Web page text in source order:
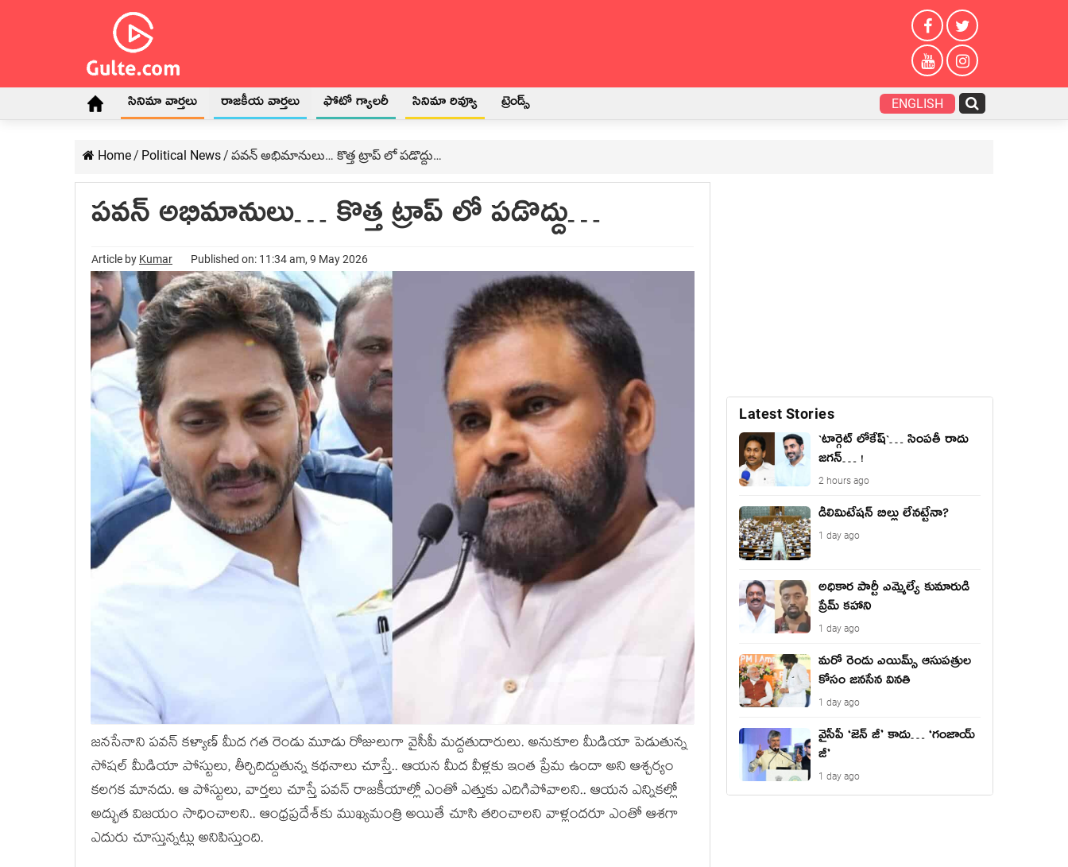
సినిమా వార్తలు రాజకీయ వార్తలు ఫోటో గ్యాలరీ సినిమా రివ్యూ ట్రెండ్స్ ENGLISH
Home/ Political News/ పవన్ అభిమానులు… కొత్త ట్రాప్ లో పడొద్దు…
పవన్ అభిమానులు… కొత్త ట్రాప్ లో పడొద్దు…
Article by Kumar Published on: 11:34 am, 9 May 2026
జనసేనాని పవన్ కళ్యాణ్ మీద గత రెండు మూడు రోజులుగా వైసీపీ మద్దతుదారులు. అనుకూల మీడియా పెడుతున్న
సోషల్ మీడియా పోస్టులు, తీర్చిదిద్దుతున్న కథనాలు చూస్తే.. ఆయన మీద వీళ్లకు ఇంత ప్రేమ ఉందా అని ఆశ్చర్యం
కలగక మానదు. ఆ పోస్టులు, వార్తలు చూస్తే పవన్ రాజకీయాల్లో ఎంతో ఎత్తుకు ఎదిగిపోవాలని.. ఆయన ఎన్నికల్లో
అద్భుత విజయం సాధించాలని.. ఆంధ్రప్రదేశ్‌కు ముఖ్యమంత్రి అయితే చూసి తరించాలని వాళ్లందరూ ఎంతో ఆశగా
ఎదురు చూస్తున్నట్లు అనిపిస్తుంది.
Latest Stories
`టార్గెట్ లోకేష్‌`… సింప‌తీ రాదు
జ‌గ‌న్‌… !
2 hours ago
డీలిమిటేషన్ బిల్లు లేన‌ట్టేనా?
1 day ago
అధికార పార్టీ ఎమ్మెల్యే కుమారుడి
ప్రేమ్ కహాని
1 day ago
మరో రెండు ఎయిమ్స్ ఆసుపత్రుల
కోసం జనసేన వినతి
1 day ago
వైసీపీ ‘జెన్ జీ’ కాదు… ‘గంజాయ్
జీ’
1 day ago